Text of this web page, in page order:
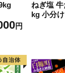
円
ねぎ塩
kg 小分